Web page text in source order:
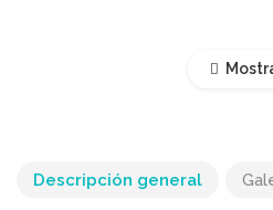
Descripción general